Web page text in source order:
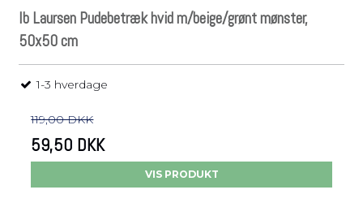
Ib Laursen Pudebetræk hvid m/beige/grønt mønster,
50x50 cm
1-3 hverdage
119,00 DKK
59,50 DKK
VIS PRODUKT